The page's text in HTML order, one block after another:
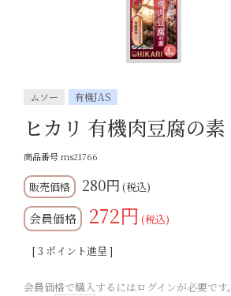
ムソー 有機JAS
ヒカリ 有機肉豆腐の素
商品番号ms21766
280 税込
会員価格 272 税込
[3 ポイント進呈 ]
会員価格で購入するにはログインが必要です。